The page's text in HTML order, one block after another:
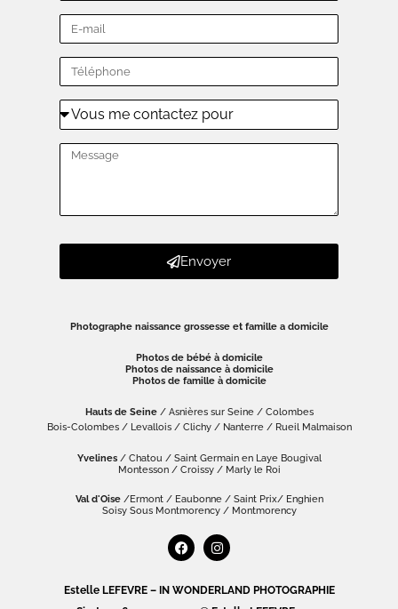
Photographe naissance grossesse et famille a domicile
Photos de bébé à domicile
Photos de naissance à domicile
Photos de famille à domicile
Hauts de Seine/ Asnières sur Seine / Colombes
Bois-Colombes / Levallois / Clichy / Nanterre / Rueil Malmaison
Yvelines/ Chatou / Saint Germain en Laye Bougival
Montesson / Croissy / Marly le Roi
Val d'Oise/Ermont / Eaubonne / Saint Prix/ Enghien
Soisy Sous Montmorency / Montmorency
Estelle LEFEVRE – IN WONDERLAND PHOTOGRAPHIE
Envoyer